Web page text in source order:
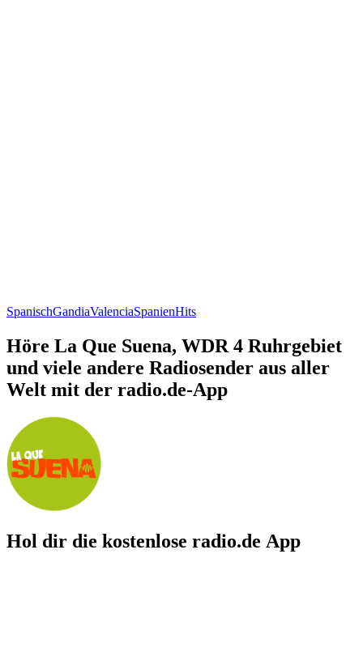
SpanischGandiaValenciaSpanienHits
Höre La Que Suena, WDR 4 Ruhrgebiet
und viele andere Radiosender aus aller
Welt mit der radio.de-App
Hol dir die kostenlose radio.de App